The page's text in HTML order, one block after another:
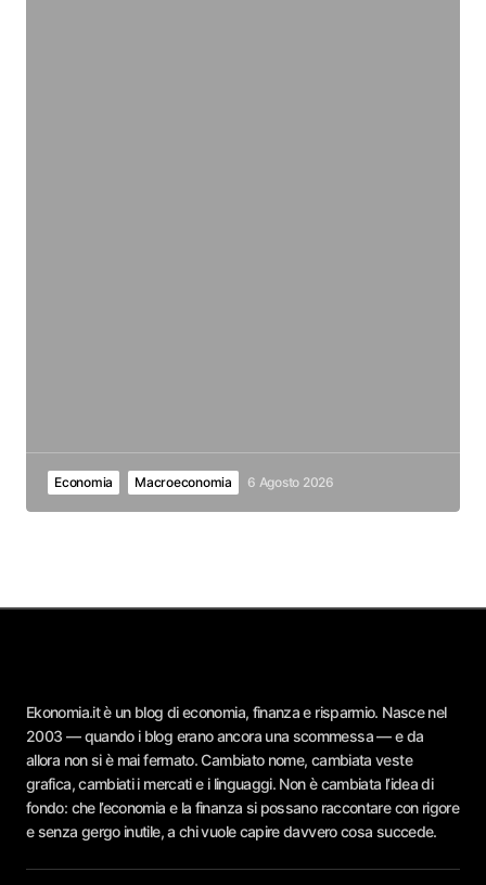
Economia Macroeconomia 6 Agosto 2026
Ekonomia.it è un blog di economia, finanza e risparmio. Nasce nel
2003 — quando i blog erano ancora una scommessa — e da
allora non si è mai fermato. Cambiato nome, cambiata veste
grafica, cambiati i mercati e i linguaggi. Non è cambiata l’idea di
fondo: che l’economia e la finanza si possano raccontare con rigore
e senza gergo inutile, a chi vuole capire davvero cosa succede.